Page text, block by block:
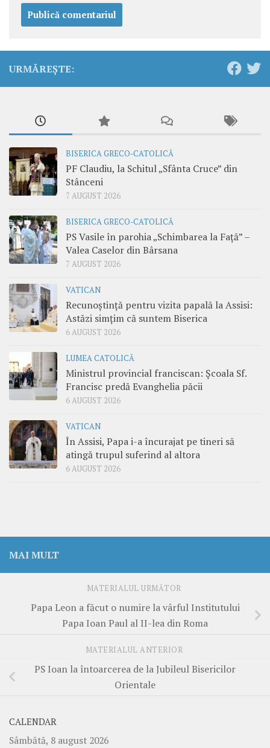
URMĂREȘTE:
BISERICA GRECO-CATOLICĂ
PF Claudiu, la Schitul „Sfânta Cruce” din
Stânceni
7 AUGUST 2026
BISERICA GRECO-CATOLICĂ
PS Vasile în parohia „Schimbarea la Față” –
Valea Caselor din Bârsana
7 AUGUST 2026
VATICAN
Recunoștință pentru vizita papală la Assisi:
Astăzi simțim că suntem Biserica
6 AUGUST 2026
LUMEA CATOLICĂ
Ministrul provincial franciscan: Școala Sf.
Francisc predă Evanghelia păcii
6 AUGUST 2026
VATICAN
În Assisi, Papa i-a încurajat pe tineri să
atingă trupul suferind al altora
6 AUGUST 2026
MAI MULT
MATERIALUL URMĂTOR
Papa Leon a făcut o numire la vârful Institutului
Papa Ioan Paul al II-lea din Roma
MATERIALUL ANTERIOR
PS Ioan la întoarcerea de la Jubileul Bisericilor
Orientale
CALENDAR
Sâmbătă, 8 august 2026